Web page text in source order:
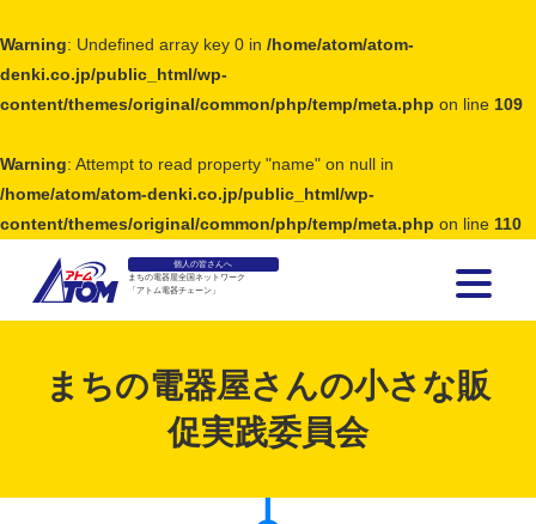
Warning: Undefined array key 0 in /home/atom/atom-
denki.co.jp/public_html/wp-
content/themes/original/common/php/temp/meta.php on line 109
Warning: Attempt to read property "name" on null in
/home/atom/atom-denki.co.jp/public_html/wp-
content/themes/original/common/php/temp/meta.php on line 110
アトム電器チェーン
個人の皆さんへ
まちの電器屋全国ネットワーク
「アトム電器チェーン」
まちの電器屋さんの小さな販
促実践委員会